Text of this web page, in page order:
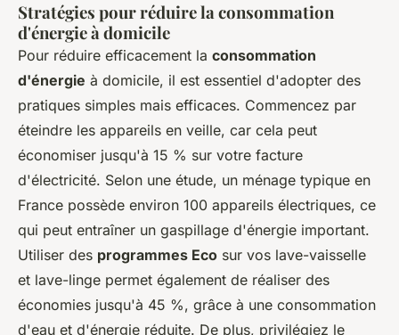
Stratégies pour réduire la consommation
d'énergie à domicile
Pour réduire efficacement la consommation
d'énergie à domicile, il est essentiel d'adopter des
pratiques simples mais efficaces. Commencez par
éteindre les appareils en veille, car cela peut
économiser jusqu'à 15 % sur votre facture
d'électricité. Selon une étude, un ménage typique en
France possède environ 100 appareils électriques, ce
qui peut entraîner un gaspillage d'énergie important.
Utiliser des programmes Eco sur vos lave-vaisselle
et lave-linge permet également de réaliser des
économies jusqu'à 45 %, grâce à une consommation
d'eau et d'énergie réduite. De plus, privilégiez le